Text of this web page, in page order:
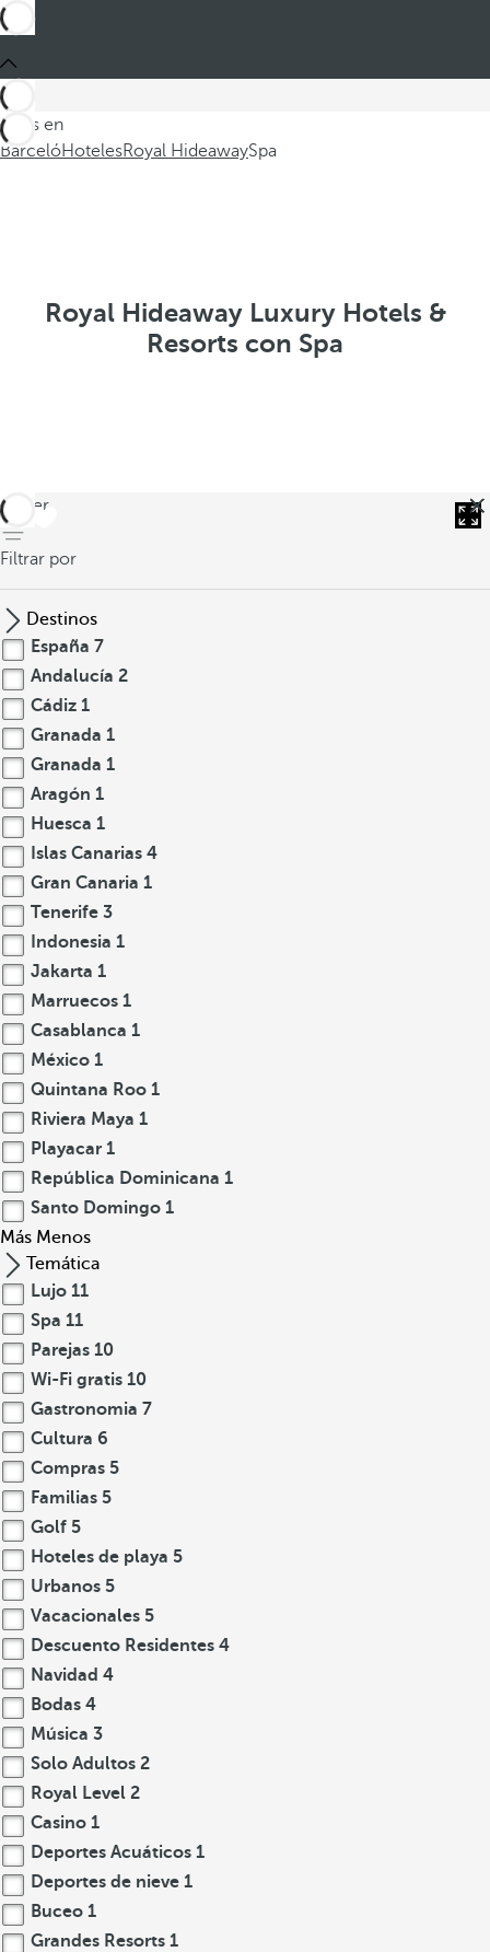
Estás en
BarcelóHotelesRoyal HideawaySpa
Royal Hideaway Luxury Hotels &
Resorts con Spa
volver
Filtrar por
Destinos
España 7
Andalucía 2
Cádiz 1
Granada 1
Granada 1
Aragón 1
Huesca 1
Islas Canarias 4
Gran Canaria 1
Tenerife 3
Indonesia 1
Jakarta 1
Marruecos 1
Casablanca 1
México 1
Quintana Roo 1
Riviera Maya 1
Playacar 1
República Dominicana 1
Santo Domingo 1
Más Menos
Temática
Lujo 11
Spa 11
Parejas 10
Wi-Fi gratis 10
Gastronomia 7
Cultura 6
Compras 5
Familias 5
Golf 5
Hoteles de playa 5
Urbanos 5
Vacacionales 5
Descuento Residentes 4
Navidad 4
Bodas 4
Música 3
Solo Adultos 2
Royal Level 2
Casino 1
Deportes Acuáticos 1
Deportes de nieve 1
Buceo 1
Grandes Resorts 1